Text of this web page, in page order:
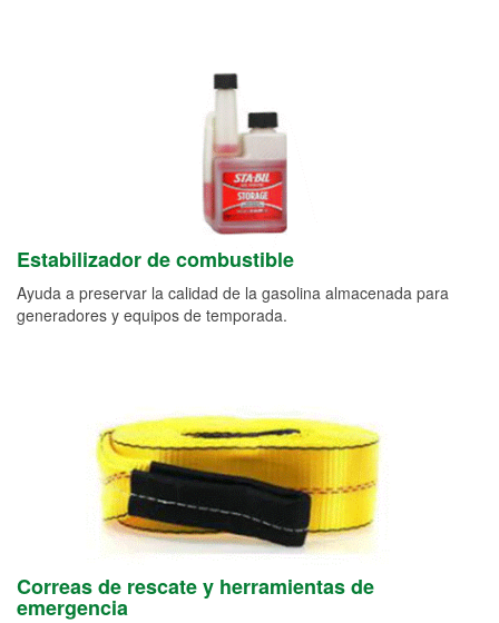
Estabilizador de combustible
Ayuda a preservar la calidad de la gasolina almacenada para
generadores y equipos de temporada.
Correas de rescate y herramientas de
emergencia